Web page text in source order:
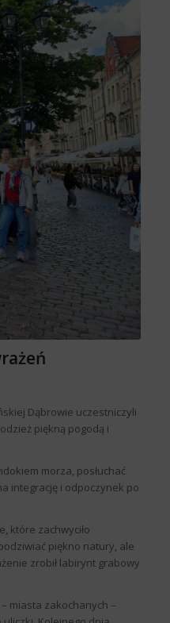
Dąbrowie uczestniczyli
piękną pogodą i
morza, posłuchać
integrację i odpoczynek po
które zachwyciło
piękno natury, ale
zrobił labirynt grabowy
miasta zakochanych –